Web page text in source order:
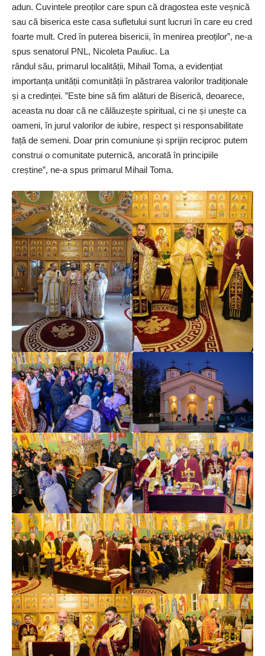
adun. Cuvintele preoților care spun că dragostea este veșnică
sau că biserica este casa sufletului sunt lucruri în care eu cred
foarte mult. Cred în puterea bisericii, în menirea preoților”, ne-a
spus senatorul PNL, Nicoleta Pauliuc. La
rândul său, primarul localității, Mihail Toma, a evidențiat
importanța unității comunității în păstrarea valorilor tradiționale
și a credinței. ”Este bine să fim alături de Biserică, deoarece,
aceasta nu doar că ne călăuzește spiritual, ci ne și unește ca
oameni, în jurul valorilor de iubire, respect și responsabilitate
față de semeni. Doar prin comuniune și sprijin reciproc putem
construi o comunitate puternică, ancorată în principiile
creștine”, ne-a spus primarul Mihail Toma.